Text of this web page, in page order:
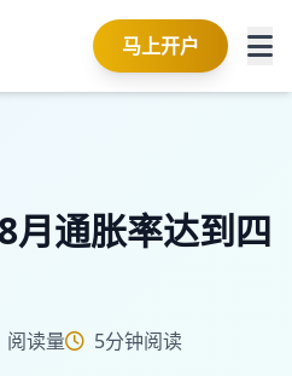
马上开户
月通胀率达到四
阅读量 5分钟阅读